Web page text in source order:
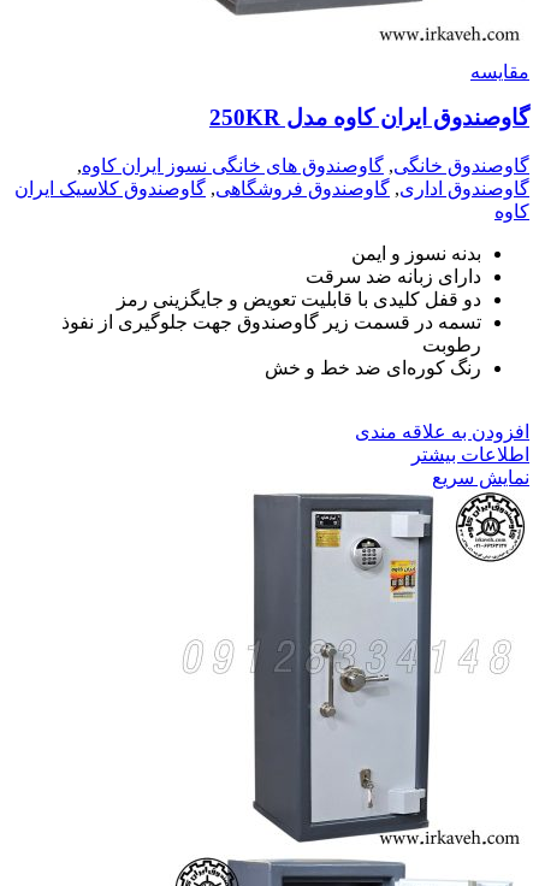
مقايسه
گاوصندوق ایران کاوه مدل 250KR
گاوصندوق خانگی, گاوصندوق های خانگی نسوز ایران کاوه,
گاوصندوق اداری, گاوصندوق فروشگاهی, گاوصندوق کلاسیک ایران
کاوه
بدنه نسوز و ایمن
دارای زبانه ضد سرقت
دو قفل کلیدی با قابلیت تعویض و جایگزینی رمز
تسمه در قسمت زیر گاوصندوق جهت جلوگیری از نفوذ
رطوبت
رنگ کوره‌ای ضد خط و خش
افزودن به علاقه مندی
اطلاعات بیشتر
نمایش سریع